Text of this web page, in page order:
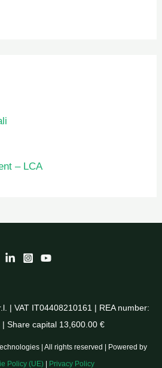
– LCA
| VAT IT04408210161 | REA number:
| Share capital 13,600.00 €
| All rights reserved | Powered by
Policy (UE)| Privacy Policy